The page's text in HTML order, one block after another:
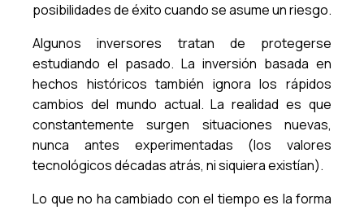
posibilidades de éxito cuando se asume un riesgo.
Algunos inversores tratan de protegerse
estudiando el pasado. La inversión basada en
hechos históricos también ignora los rápidos
cambios del mundo actual. La realidad es que
constantemente surgen situaciones nuevas,
nunca antes experimentadas (los valores
tecnológicos décadas atrás, ni siquiera existían).
Lo que no ha cambiado con el tiempo es la forma